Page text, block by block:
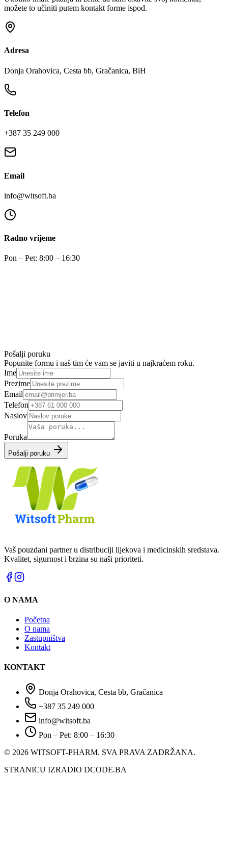
možete to učiniti putem kontakt forme ispod.
Adresa
Donja Orahovica, Cesta bb, Gračanica, BiH
Telefon
+387 35 249 000
Email
info@witsoft.ba
Radno vrijeme
Pon – Pet: 8:00 – 16:30
Pošalji poruku
Popunite formu i naš tim će vam se javiti u najkraćem roku.
Ime
Prezime
Email
Telefon
Naslov
Poruka
Pošalji poruku
Vaš pouzdani partner u distribuciji lijekova i medicinskih sredstava.
Kvalitet, sigurnost i brzina su naši prioriteti.
O NAMA
Početna
O nama
Zastupništva
Kontakt
KONTAKT
Donja Orahovica, Cesta bb, Gračanica
+387 35 249 000
info@witsoft.ba
Pon – Pet: 8:00 – 16:30
© 2026 WITSOFT-PHARM. SVA PRAVA ZADRŽANA.
STRANICU IZRADIO DCODE.BA